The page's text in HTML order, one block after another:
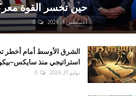
حين تخسر القوة
أغسطس 4, 2026 0
الشرق الأوسط أمام أخطر
استراتيجي منذ
يوليو 31, 2026 0